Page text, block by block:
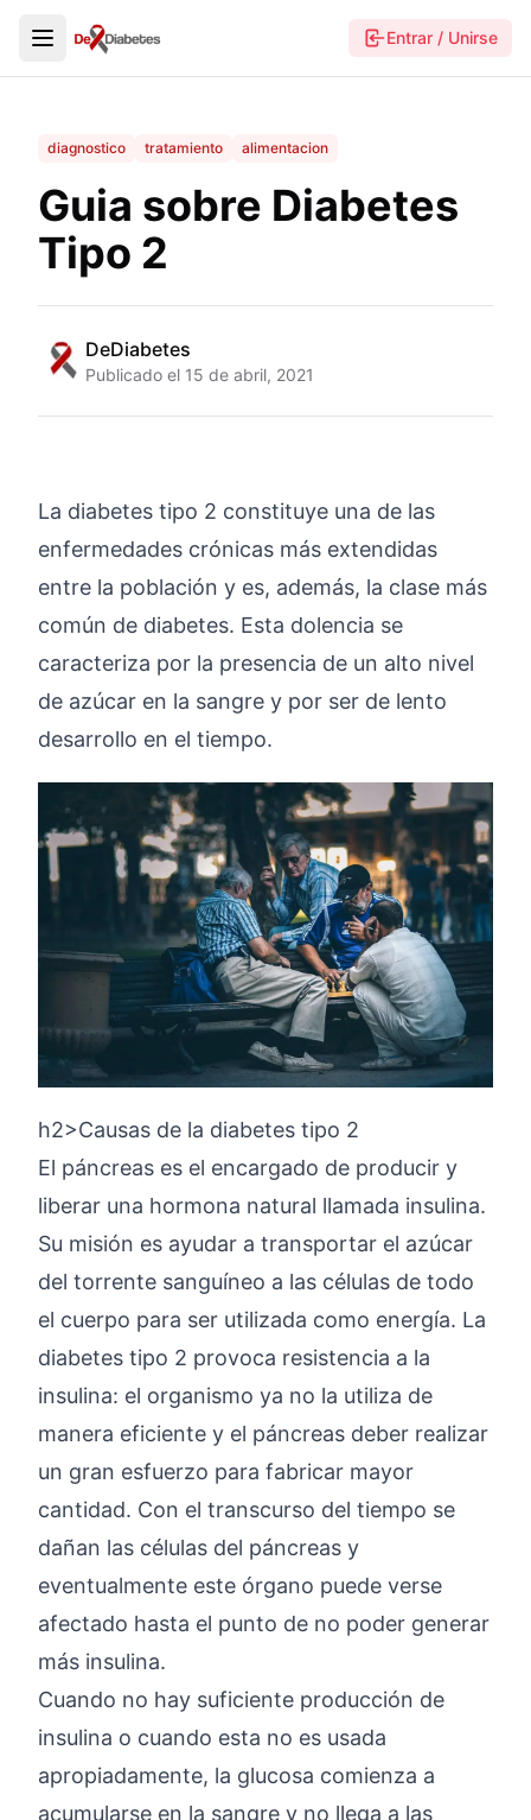
Entrar / Unirse
diagnostico tratamiento alimentacion
Guia sobre Diabetes
Tipo 2
DeDiabetes
Publicado el 15 de abril, 2021
La diabetes tipo 2 constituye una de las
enfermedades crónicas más extendidas
entre la población y es, además, la clase más
común de diabetes. Esta dolencia se
caracteriza por la presencia de un alto nivel
de azúcar en la sangre y por ser de lento
desarrollo en el tiempo.
h2>Causas de la diabetes tipo 2
El páncreas es el encargado de producir y
liberar una hormona natural llamada insulina.
Su misión es ayudar a transportar el azúcar
del torrente sanguíneo a las células de todo
el cuerpo para ser utilizada como energía. La
diabetes tipo 2 provoca resistencia a la
insulina: el organismo ya no la utiliza de
manera eficiente y el páncreas deber realizar
un gran esfuerzo para fabricar mayor
cantidad. Con el transcurso del tiempo se
dañan las células del páncreas y
eventualmente este órgano puede verse
afectado hasta el punto de no poder generar
más insulina.
Cuando no hay suficiente producción de
insulina o cuando esta no es usada
apropiadamente, la glucosa comienza a
acumularse en la sangre y no llega a las